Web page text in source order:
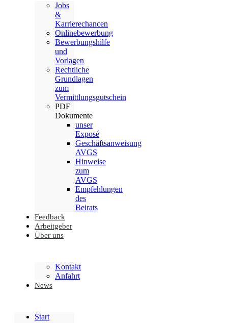
Jobs
&
Karrierechancen
Onlinebewerbung
Bewerbungshilfe
und
Vorlagen
Rechtliche
Grundlagen
zum
Vermittlungsgutschein
PDF
Dokumente
unser
Exposé
Geschäftsanweisung
AVGS
Hinweise
zum
AVGS
Empfehlungen
des
Beirats
Feedback
Arbeitgeber
Über uns
Kontakt
Anfahrt
News
Start